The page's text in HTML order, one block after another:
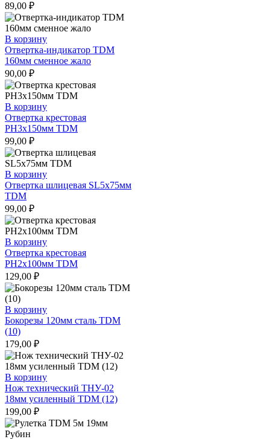
89,00 ₽
В корзину
Отвертка-индикатор TDM
160мм сменное жало
90,00 ₽
В корзину
Отвертка крестовая
РН3х150мм TDM
99,00 ₽
В корзину
Отвертка шлицевая SL5х75мм
TDM
99,00 ₽
В корзину
Отвертка крестовая
РН2х100мм TDM
129,00 ₽
В корзину
Бокорезы 120мм сталь TDM
(10)
179,00 ₽
В корзину
Нож технический ТНУ-02
18мм усиленный TDM (12)
199,00 ₽